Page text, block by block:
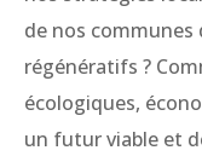
de nos
régénératifs ?
écologiques,
un futur viable et